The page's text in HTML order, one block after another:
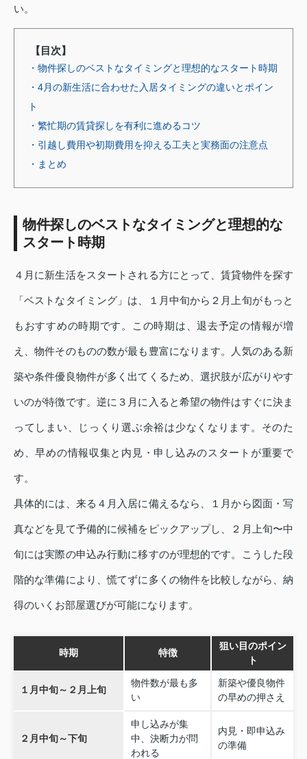
い。
【目次】
・物件探しのベストなタイミングと理想的なスタート時期
・4月の新生活に合わせた入居タイミングの違いとポイン
ト
・繁忙期の賃貸探しを有利に進めるコツ
・引越し費用や初期費用を抑える工夫と実務面の注意点
・まとめ
物件探しのベストなタイミングと理想的な
スタート時期
４月に新生活をスタートされる方にとって、賃貸物件を探す
「ベストなタイミング」は、１月中旬から２月上旬がもっと
もおすすめの時期です。この時期は、退去予定の情報が増
え、物件そのものの数が最も豊富になります。人気のある新
築や条件優良物件が多く出てくるため、選択肢が広がりやす
いのが特徴です。逆に３月に入ると希望の物件はすぐに決ま
ってしまい、じっくり選ぶ余裕は少なくなります。そのた
め、早めの情報収集と内見・申し込みのスタートが重要で
す。
具体的には、来る４月入居に備えるなら、１月から図面・写
真などを見て予備的に候補をピックアップし、２月上旬〜中
旬には実際の申込み行動に移すのが理想的です。こうした段
階的な準備により、慌てずに多くの物件を比較しながら、納
得のいくお部屋選びが可能になります。
時期 特徴
狙い目のポイン
ト
１月中旬～２月上旬
物件数が最も多
い
新築や優良物件
の早めの押さえ
２月中旬～下旬
申し込みが集
中、決断力が問
われる
内見・即申込み
の準備